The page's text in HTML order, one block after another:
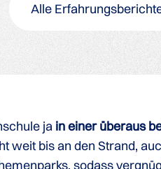
Alle
ja in einer überaus
weit bis an den Strand,
sodass